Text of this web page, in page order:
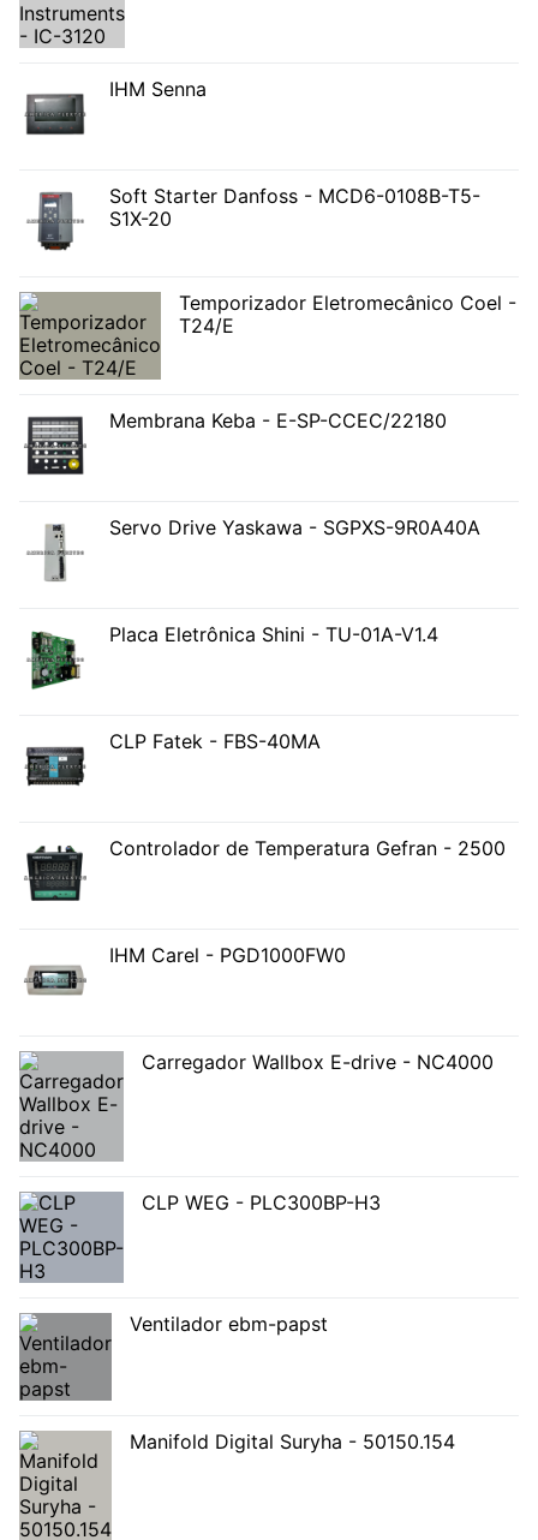
IHM Senna
Soft Starter Danfoss - MCD6-0108B-T5-
S1X-20
Temporizador Eletromecânico Coel -
T24/E
Membrana Keba - E-SP-CCEC/22180
Servo Drive Yaskawa - SGPXS-9R0A40A
Placa Eletrônica Shini - TU-01A-V1.4
CLP Fatek - FBS-40MA
Controlador de Temperatura Gefran - 2500
IHM Carel - PGD1000FW0
Carregador Wallbox E-drive - NC4000
CLP WEG - PLC300BP-H3
Ventilador ebm-papst
Manifold Digital Suryha - 50150.154